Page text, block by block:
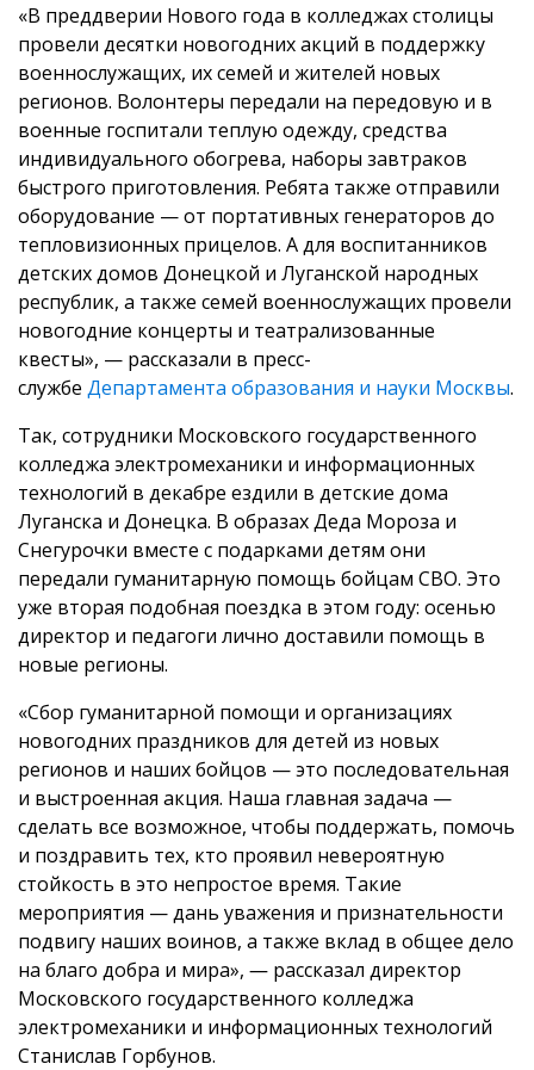
«В преддверии Нового года в колледжах столицы
провели десятки новогодних акций в поддержку
военнослужащих, их семей и жителей новых
регионов. Волонтеры передали на передовую и в
военные госпитали теплую одежду, средства
индивидуального обогрева, наборы завтраков
быстрого приготовления. Ребята также отправили
оборудование — от портативных генераторов до
тепловизионных прицелов. А для воспитанников
детских домов Донецкой и Луганской народных
республик, а также семей военнослужащих провели
новогодние концерты и театрализованные
квесты», — рассказали в пресс-
службе Департамента образования и науки Москвы.
Так, сотрудники Московского государственного
колледжа электромеханики и информационных
технологий в декабре ездили в детские дома
Луганска и Донецка. В образах Деда Мороза и
Снегурочки вместе с подарками детям они
передали гуманитарную помощь бойцам СВО. Это
уже вторая подобная поездка в этом году: осенью
директор и педагоги лично доставили помощь в
новые регионы.
«Сбор гуманитарной помощи и организациях
новогодних праздников для детей из новых
регионов и наших бойцов — это последовательная
и выстроенная акция. Наша главная задача —
сделать все возможное, чтобы поддержать, помочь
и поздравить тех, кто проявил невероятную
стойкость в это непростое время. Такие
мероприятия — дань уважения и признательности
подвигу наших воинов, а также вклад в общее дело
на благо добра и мира», ― рассказал директор
Московского государственного колледжа
электромеханики и информационных технологий
Станислав Горбунов.